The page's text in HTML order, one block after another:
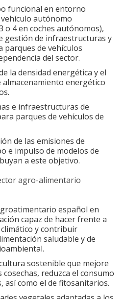
funcional en entorno
autónomo
o 4 en coches autónomos),
gestión de infraestructuras y
parques de vehículos
del sector.
la densidad energética y el
almacenamiento energético
e infraestructuras de
parques de vehículos de
de las emisiones de
e impulso de modelos de
a este objetivo.
agro-alimentario
español en
capaz de hacer frente a
y contribuir
saludable y de
sostenible que mejore
reduzca el consumo
así como el de fitosanitarios.